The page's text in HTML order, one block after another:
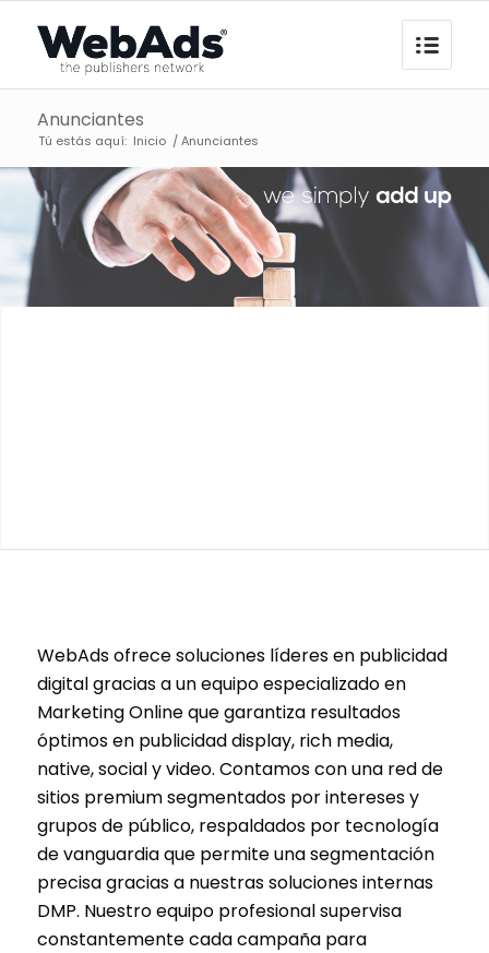
Anunciantes
Tú estás aquí: Inicio / Anunciantes
WebAds ofrece soluciones líderes en publicidad
digital gracias a un equipo especializado en
Marketing Online que garantiza resultados
óptimos en publicidad display, rich media,
native, social y video. Contamos con una red de
sitios premium segmentados por intereses y
grupos de público, respaldados por tecnología
de vanguardia que permite una segmentación
precisa gracias a nuestras soluciones internas
DMP. Nuestro equipo profesional supervisa
constantemente cada campaña para